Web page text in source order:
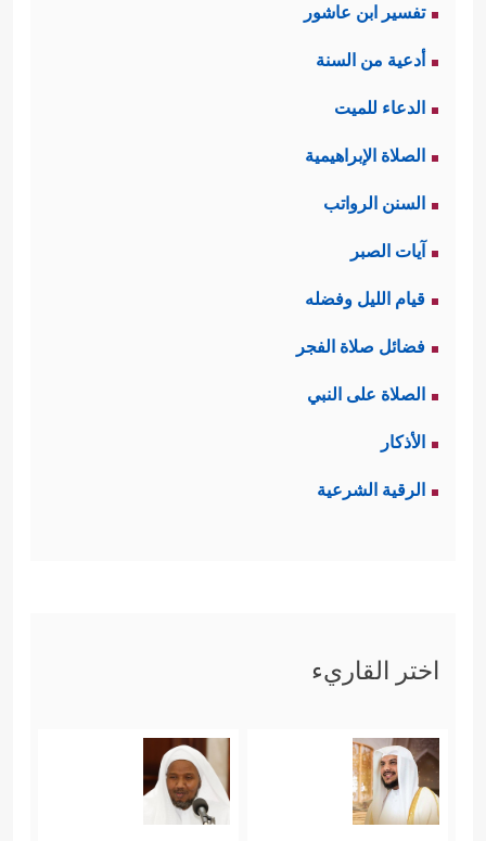
تفسير ابن عاشور
أدعية من السنة
الدعاء للميت
الصلاة الإبراهيمية
السنن الرواتب
آيات الصبر
قيام الليل وفضله
فضائل صلاة الفجر
الصلاة على النبي
الأذكار
الرقية الشرعية
اختر القاريء